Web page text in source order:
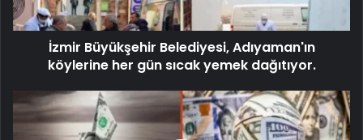
İzmir Büyükşehir Belediyesi, Adıyaman'ın
köylerine her gün sıcak yemek dağıtıyor.